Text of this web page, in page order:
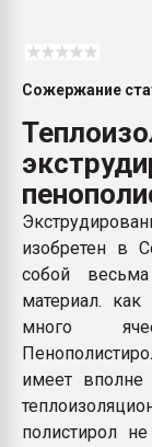
Сожержание
изобретен в
собой весьма
материал.
много
имеет вполне
полистирол